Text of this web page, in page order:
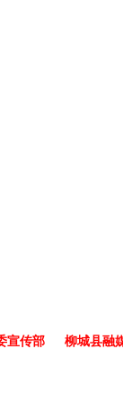
委宣传部 柳城县